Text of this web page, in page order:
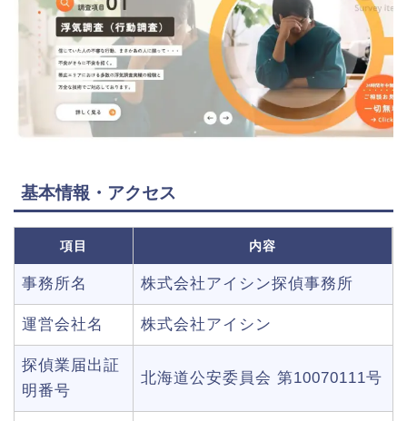
基本情報・アクセス
項目 内容
事務所名 株式会社アイシン探偵事務所
運営会社名 株式会社アイシン
探偵業届出証
明番号
北海道公安委員会 第10070111号